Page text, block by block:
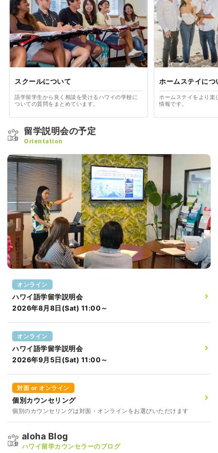
スクールについて
語学留学生から良く相談を受けるハワイの学校に
ついての質問をまとめています。
ホームステイにつ
ホームステイをより楽
情報です。
留学説明会の予定
Orientation
オンライン
ハワイ語学留学説明会
2026年8月8日(Sat) 11:00～
オンライン
ハワイ語学留学説明会
2026年9月5日(Sat) 11:00～
対面 or オンライン
個別カウンセリング
個別のカウンセリングは対面・オンラインをお選びいただけます
aloha Blog
ハワイ留学カウンセラーのブログ